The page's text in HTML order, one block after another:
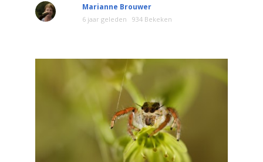
Marianne Brouwer
6 jaar geleden 934 Bekeken